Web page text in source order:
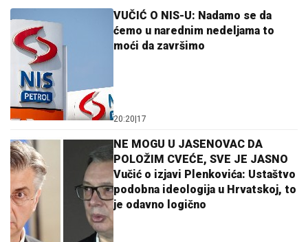
VUČIĆ O NIS-U: Nadamo se da
ćemo u narednim nedeljama to
moći da završimo
20:20 17
NE MOGU U JASENOVAC DA
POLOŽIM CVEĆE, SVE JE JASNO
Vučić o izjavi Plenkovića: Ustaštvo
podobna ideologija u Hrvatskoj, to
je odavno logično